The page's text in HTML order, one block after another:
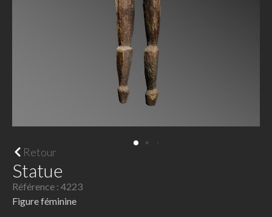
Retour
Statue
Référence : 4223
Figure féminine